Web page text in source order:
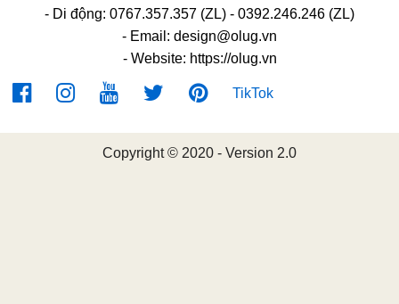
- Di động: 0767.357.357 (ZL) - 0392.246.246 (ZL)
- Email: design@olug.vn
- Website: https://olug.vn
TikTok
Copyright © 2020 - Version 2.0